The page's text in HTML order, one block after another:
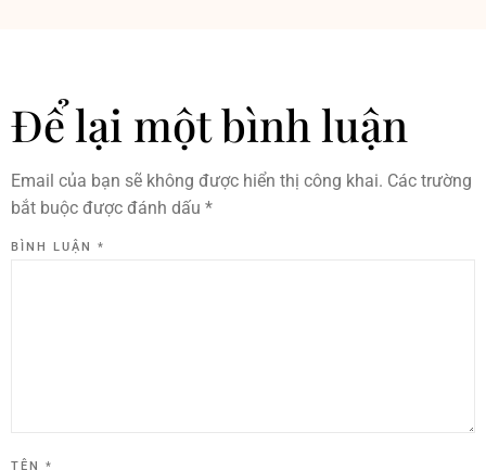
Để lại một bình luận
Email của bạn sẽ không được hiển thị công khai. Các trường
bắt buộc được đánh dấu *
BÌNH LUẬN *
TÊN *